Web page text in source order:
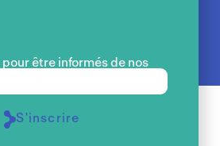
pour être informés de nos
gratuits.
S'inscrire